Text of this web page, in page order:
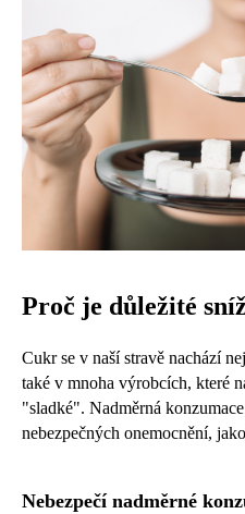
Proč je důležité
Cukr se v naší stravě nachází
také v mnoha výrobcích, které
"sladké". Nadměrná
nebezpečných onemocnění,
Nebezpečí nadměrné